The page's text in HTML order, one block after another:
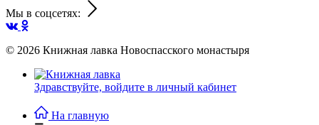
Мы в соцсетях:
© 2026 Книжная лавка Новоспасского монастыря
Здравствуйте, войдите в личный кабинет
На главную